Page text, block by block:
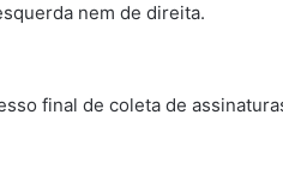
nem de direita.
final de coleta de